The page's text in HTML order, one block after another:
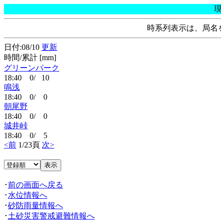
時系列表示は、局
日付:08/10 更新
時間/累計 [mm]
グリーンパーク
18:40 0/ 10
鳴浅
18:40 0/ 0
朝尾野
18:40 0/ 0
城井峠
18:40 0/ 5
<前 1/23頁 次>
･前の画面へ戻る
･ 水位情報へ
･砂防雨量情報へ
･ 土砂災害警戒避難情報へ